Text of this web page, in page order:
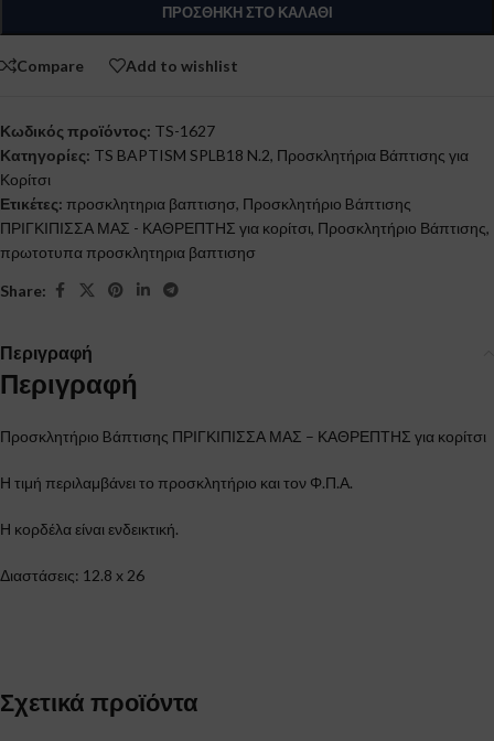
ΠΡΟΣΘΉΚΗ ΣΤΟ ΚΑΛΆΘΙ
Compare Add to wishlist
Κωδικός προϊόντος: TS-1627
Κατηγορίες: TS BAPTISM SPLB18 N.2, Προσκλητήρια Βάπτισης για
Κορίτσι
Ετικέτες: προσκλητηρια βαπτισησ, Προσκλητήριο Bάπτισης
ΠΡΙΓΚΙΠΙΣΣΑ ΜΑΣ - ΚΑΘΡΕΠΤΗΣ για κορίτσι, Προσκλητήριο Βάπτισης,
πρωτοτυπα προσκλητηρια βαπτισησ
Share:
Περιγραφή
Περιγραφή
Προσκλητήριο Bάπτισης ΠΡΙΓΚΙΠΙΣΣΑ ΜΑΣ – ΚΑΘΡΕΠΤΗΣ για κορίτσι
Η τιμή περιλαμβάνει το προσκλητήριο και τον Φ.Π.Α.
Η κορδέλα είναι ενδεικτική.
Διαστάσεις: 12.8 x 26
Σχετικά προϊόντα